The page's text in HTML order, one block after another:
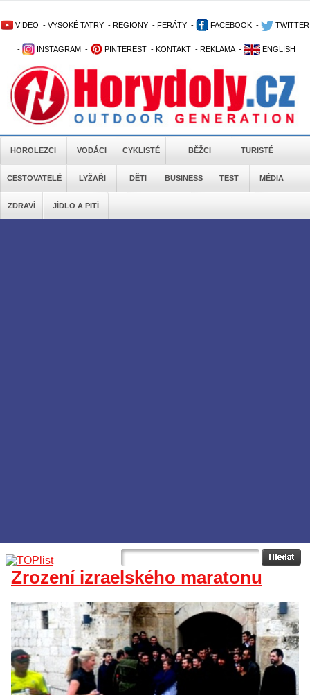
VIDEO - VYSOKÉ TATRY - REGIONY - FERÁTY - FACEBOOK - TWITTER
- INSTAGRAM - PINTEREST - KONTAKT - REKLAMA - ENGLISH
HOROLEZCI VODÁCI CYKLISTÉ BĚŽCI TURISTÉ
CESTOVATELÉ LYŽAŘI DĚTI BUSINESS TEST MÉDIA
ZDRAVÍ JÍDLO A PITÍ
Zrození izraelského maratonu